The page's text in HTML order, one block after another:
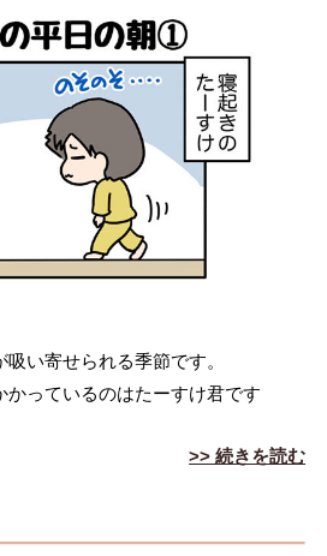
い寄せられる季節です。
かっているのはたーすけ君です
>> 続きを読む